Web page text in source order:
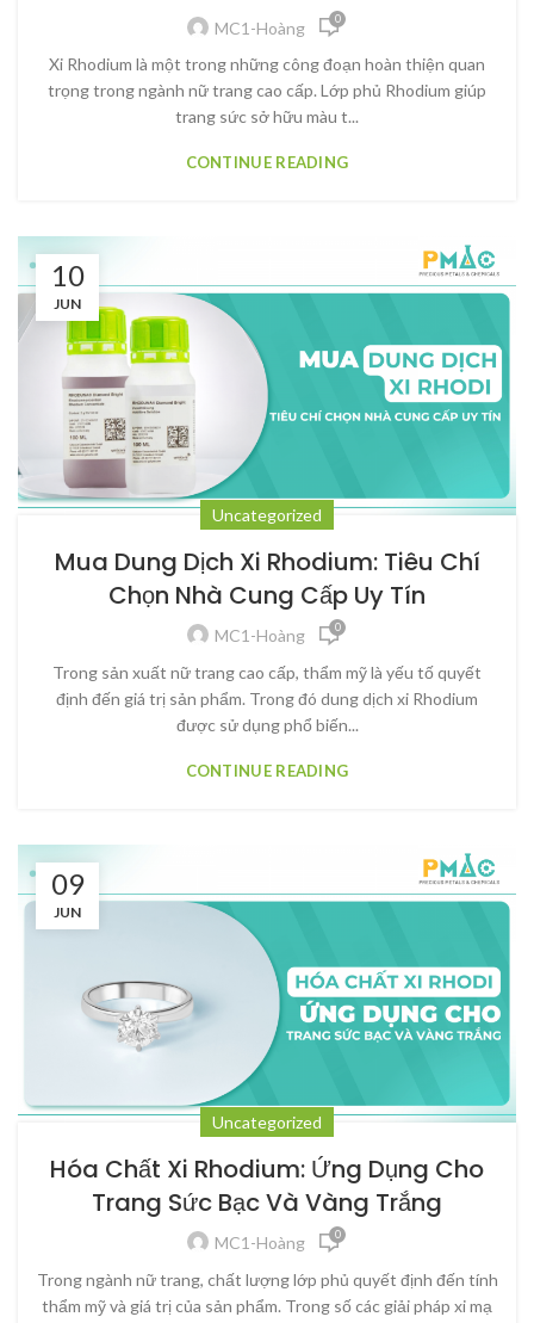
MC1-Hoàng 0
Xi Rhodium là một trong những công đoạn hoàn thiện quan
trọng trong ngành nữ trang cao cấp. Lớp phủ Rhodium giúp
trang sức sở hữu màu t...
CONTINUE READING
10
JUN
Uncategorized
Mua Dung Dịch Xi Rhodium: Tiêu Chí
Chọn Nhà Cung Cấp Uy Tín
MC1-Hoàng 0
Trong sản xuất nữ trang cao cấp, thẩm mỹ là yếu tố quyết
định đến giá trị sản phẩm. Trong đó dung dịch xi Rhodium
được sử dụng phổ biến...
CONTINUE READING
09
JUN
Uncategorized
Hóa Chất Xi Rhodium: Ứng Dụng Cho
Trang Sức Bạc Và Vàng Trắng
MC1-Hoàng 0
Trong ngành nữ trang, chất lượng lớp phủ quyết định đến tính
thẩm mỹ và giá trị của sản phẩm. Trong số các giải pháp xi mạ